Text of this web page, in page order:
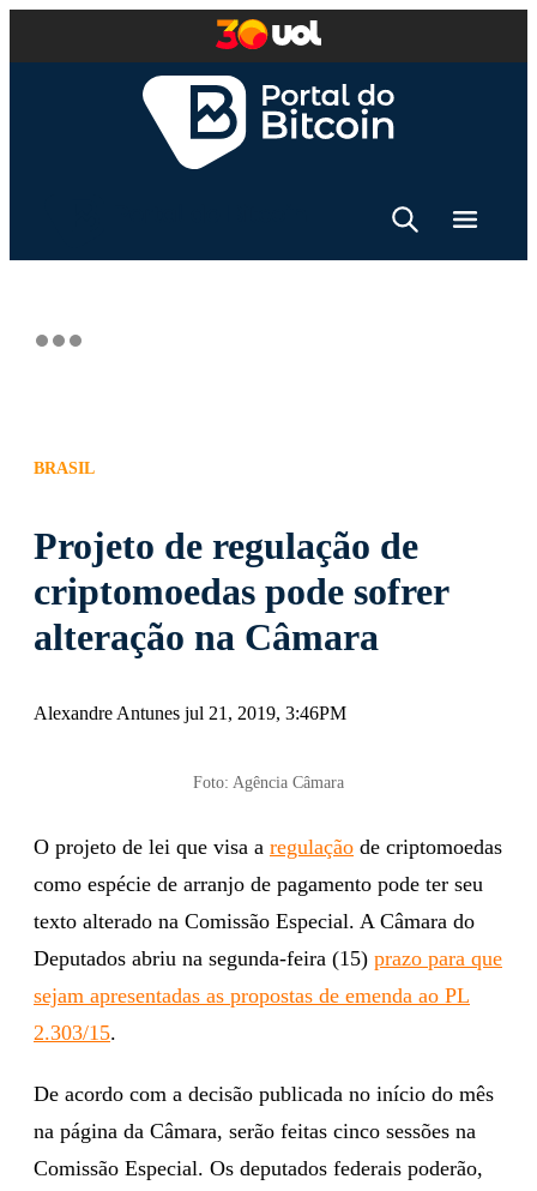
BRASIL
Projeto de regulação de
criptomoedas pode sofrer
alteração na Câmara
Alexandre Antunes jul 21, 2019, 3:46PM
Foto: Agência Câmara
O projeto de lei que visa a regulação de criptomoedas
como espécie de arranjo de pagamento pode ter seu
texto alterado na Comissão Especial. A Câmara do
Deputados abriu na segunda-feira (15) prazo para que
sejam apresentadas as propostas de emenda ao PL
2.303/15.
De acordo com a decisão publicada no início do mês
na página da Câmara, serão feitas cinco sessões na
Comissão Especial. Os deputados federais poderão,